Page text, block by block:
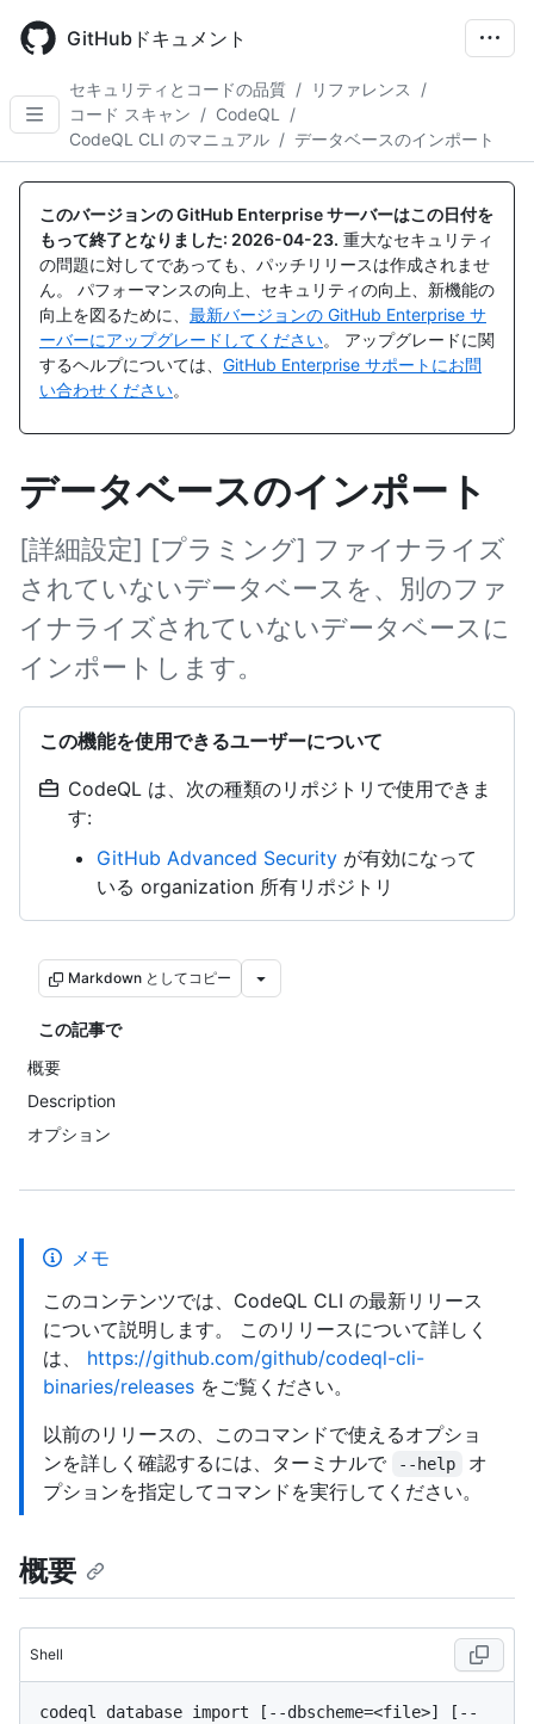
main
GitHubドキュメント
セキュリティとコードの品質 / リファレンス
/
コード スキャン / CodeQL
/
CodeQL CLI のマニュアル / データベースのインポート
このバージョンの GitHub Enterprise サーバーはこの日付を
もって終了となりました: 2026-04-23. 重大なセキュリティ
の問題に対してであっても、パッチリリースは作成されませ
ん。 パフォーマンスの向上、セキュリティの向上、新機能の
向上を図るために、 最新バージョンの GitHub Enterprise サ
ーバーにアップグレードしてください。 アップグレードに関
するヘルプについては、 GitHub Enterprise サポートにお問
い合わせください。
データベースのインポート
[詳細設定] [プラミング] ファイナライズ
されていないデータベースを、別のファ
イナライズされていないデータベースに
インポートします。
この機能を使用できるユーザーについて
CodeQL は、次の種類のリポジトリで使用できま
す:
GitHub Advanced Security が有効になって
いる organization 所有リポジトリ
Markdown としてコピー
この記事で
概要
Description
オプション
メモ
このコンテンツでは、CodeQL CLI の最新リリース
について説明します。 このリリースについて詳しく
は、 https://github.com/github/codeql-cli-
binaries/releases をご覧ください。
以前のリリースの、このコマンドで使えるオプショ
ンを詳しく確認するには、ターミナルで
--help
オ
プションを指定してコマンドを実行してください。
概要
Shell
codeql database import [--dbscheme=<file>] [--